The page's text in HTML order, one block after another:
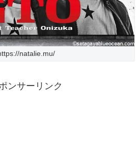
natalie.mu/
ンサーリンク